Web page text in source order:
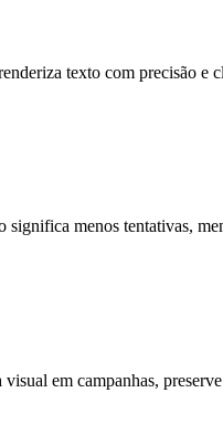
texto com precisão e
menos tentativas,
em campanhas,